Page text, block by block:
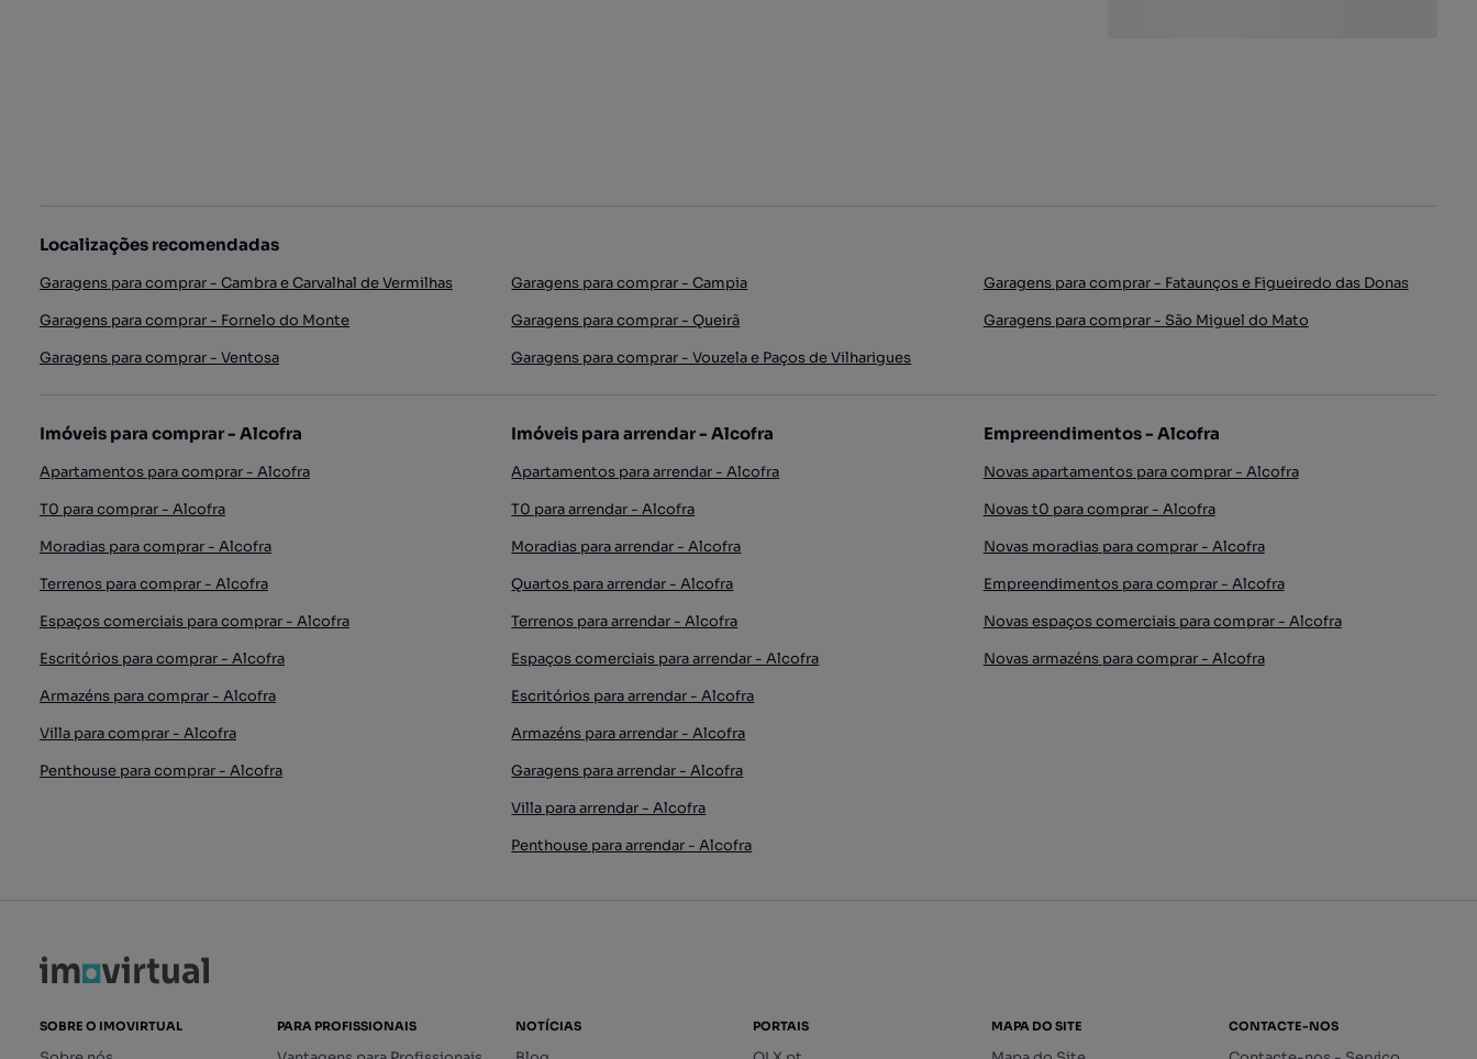
Localizações recomendadas
Garagens para comprar - Cambra e Carvalhal de Vermilhas Garagens para comprar - Campia
Garagens para comprar - Fataunços e Figueiredo das Donas
Garagens para comprar - Fornelo do Monte
Garagens para comprar - Queirã
Garagens para comprar - São Miguel do Mato
Garagens para comprar - Ventosa
Garagens para comprar - Vouzela e Paços de Vilharigues
Imóveis para comprar - Alcofra
Apartamentos para comprar - Alcofra
T0 para comprar - Alcofra
Moradias para comprar - Alcofra
Terrenos para comprar - Alcofra
Espaços comerciais para comprar - Alcofra
Escritórios para comprar - Alcofra
Armazéns para comprar - Alcofra
Villa para comprar - Alcofra
Penthouse para comprar - Alcofra
Imóveis para arrendar - Alcofra
Apartamentos para arrendar - Alcofra
T0 para arrendar - Alcofra
Moradias para arrendar - Alcofra
Quartos para arrendar - Alcofra
Terrenos para arrendar - Alcofra
Espaços comerciais para arrendar - Alcofra
Escritórios para arrendar - Alcofra
Armazéns para arrendar - Alcofra
Garagens para arrendar - Alcofra
Villa para arrendar - Alcofra
Penthouse para arrendar - Alcofra
Empreendimentos - Alcofra
Novas apartamentos para comprar - Alcofra
Novas t0 para comprar - Alcofra
Novas moradias para comprar - Alcofra
Empreendimentos para comprar - Alcofra
Novas espaços comerciais para comprar - Alcofra
Novas armazéns para comprar - Alcofra
SOBRE O IMOVIRTUAL PARA PROFISSIONAIS NOTÍCIAS PORTAIS MAPA DO SITE CONTACTE-NOS